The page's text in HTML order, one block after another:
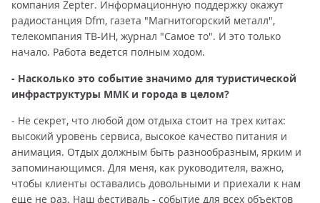
компания Zepter. Информационную поддержку окажут
радиостанция Dfm, газета "Магнитогорский металл",
телекомпания ТВ-ИН, журнал "Самое то". И это только
начало. Работа ведется полным ходом.
- Насколько это событие значимо для туристической
инфраструктуры ММК и города в целом?
- Не секрет, что любой дом отдыха стоит на трех китах:
высокий уровень сервиса, высокое качество питания и
анимация. Отдых должным быть разнообразным, ярким и
запоминающимся. Для меня, как руководителя, важно,
чтобы клиенты оставались довольными и приехали к нам
еще не раз. Наш фестиваль - событие для всех объектов